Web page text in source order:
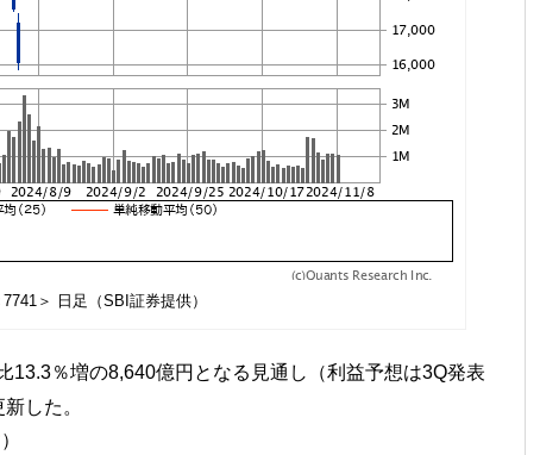
＞ 日足（SBI証券提供）
13.3％増の8,640億円となる見通し（利益予想は3Q発表
した。
）